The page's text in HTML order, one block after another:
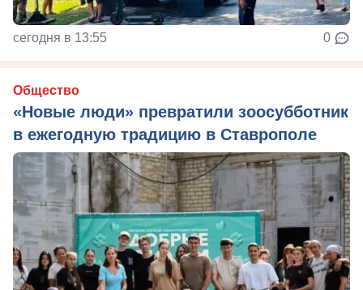
сегодня в 13:55 0
Общество
«Новые люди» превратили зоосубботник
в ежегодную традицию в Ставрополе